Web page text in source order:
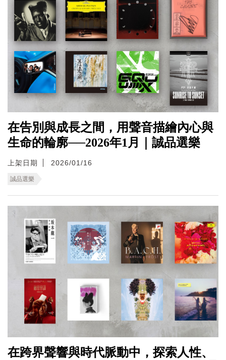
在告別與成長之間，用聲音描繪內心與
生命的輪廓──2026年1月｜誠品選樂
上架日期 2026/01/16
誠品選樂
在跨界聲響與時代脈動中，探索人性、